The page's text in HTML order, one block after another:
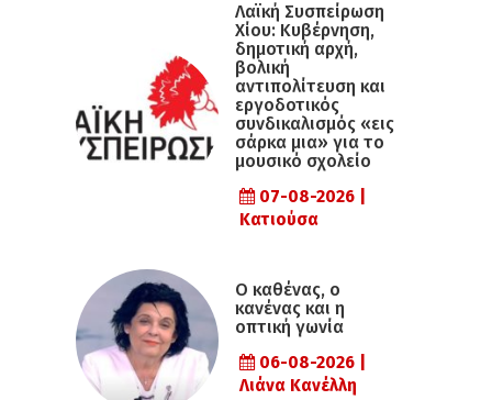
Λαϊκή Συσπείρωση
Χίου: Κυβέρνηση,
δημοτική αρχή,
βολική
αντιπολίτευση και
εργοδοτικός
συνδικαλισμός «εις
σάρκα μια» για το
μουσικό σχολείο
07-08-2026 |
Κατιούσα
Ο καθένας, ο
κανένας και η
οπτική γωνία
06-08-2026 |
Λιάνα Κανέλλη